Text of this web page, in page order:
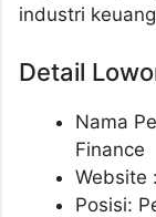
industri
Detail
Nama
Finance
Website :
Posisi: